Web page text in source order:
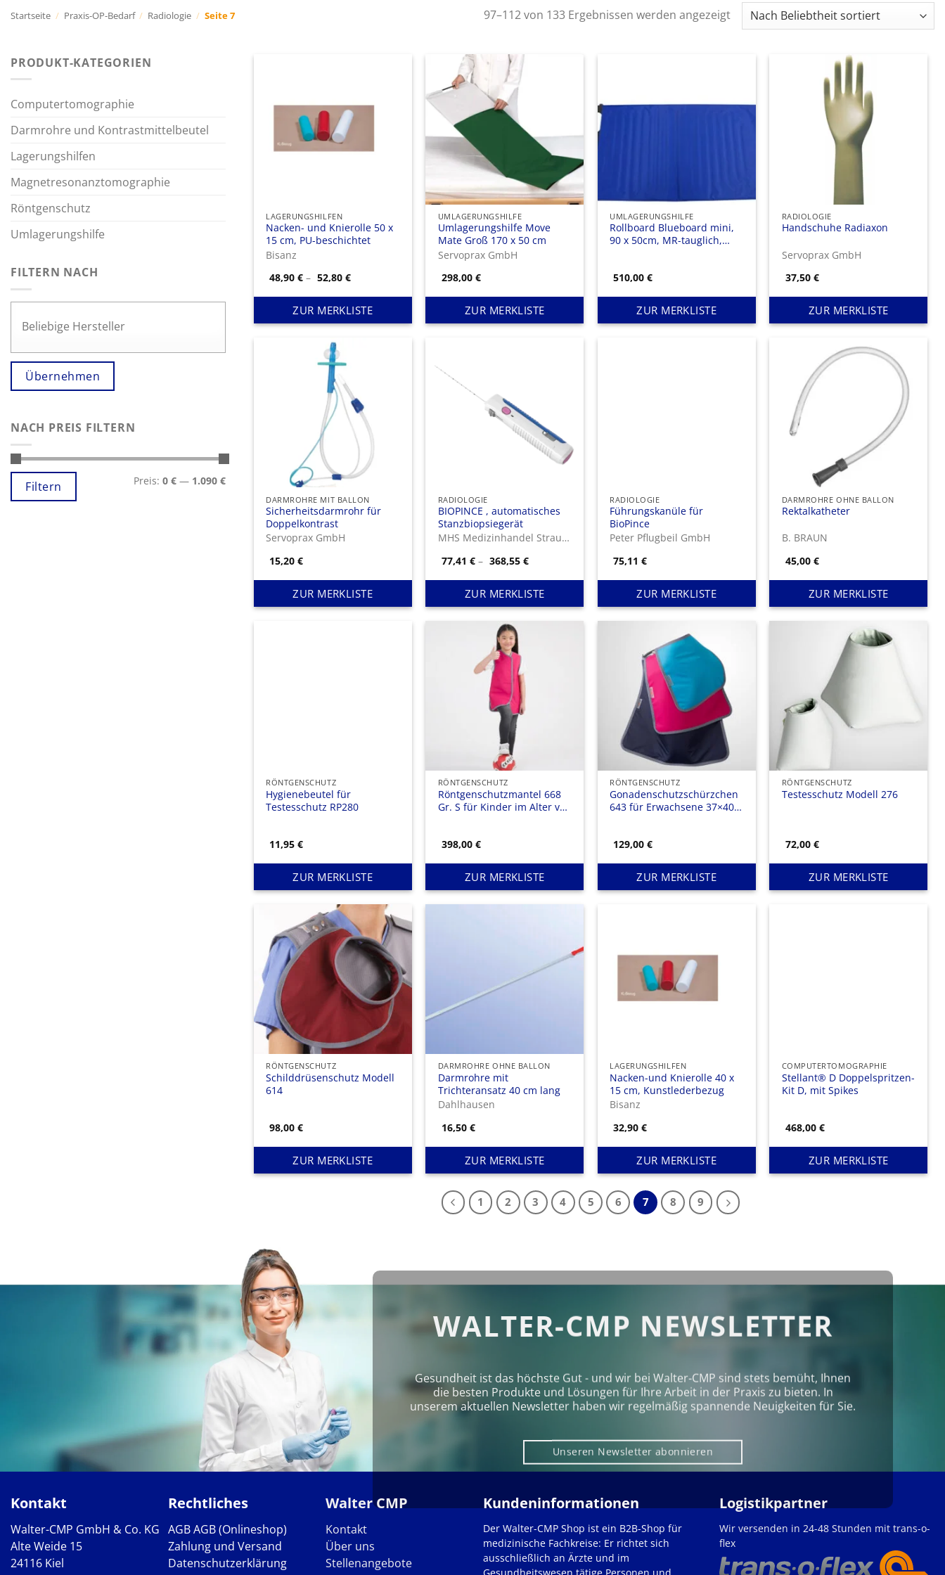
Startseite / Praxis-OP-Bedarf / Radiologie / Seite 7 97–112 von 133 Ergebnissen werden angezeigtNach
Beliebtheit
PRODUKT-KATEGORIEN
Computertomographie
Darmrohre und Kontrastmittelbeutel
Lagerungshilfen
Magnetresonanztomographie
Röntgenschutz
Umlagerungshilfe
FILTERN NACH
Übernehmen
NACH PREIS FILTERN
Min.
Preis
Max.
PreisFiltern Preis: 0 € — 1.090 €
LAGERUNGSHILFEN
Nacken- und Knierolle 50 x
15 cm, PU-beschichtet
Bisanz
48,90€ – 52,80€Preisspanne:
bis
52,80 €
ZUR MERKLISTE
UMLAGERUNGSHILFE
Umlagerungshilfe Move
Mate Groß 170 x 50 cm
Servoprax GmbH
298,00 €
ZUR MERKLISTE
UMLAGERUNGSHILFE
Rollboard Blueboard mini,
90 x 50cm, MR-tauglich,
510,00€
ZUR MERKLISTE
RADIOLOGIE
Handschuhe Radiaxon
Servoprax GmbH
37,50 €
ZUR MERKLISTE
DARMROHRE MIT BALLON
Sicherheitsdarmrohr für
Doppelkontrast
Servoprax GmbH
15,20€
ZUR MERKLISTE
RADIOLOGIE
BIOPINCE , automatisches
Stanzbiopsiegerät
MHS Medizinhandel Strausberg OHG
77,41 € – 368,55 €Preisspanne:
bis
368,55 €
ZUR MERKLISTE
RADIOLOGIE
Führungskanüle für
BioPince
Peter Pflugbeil GmbH
75,11€
ZUR MERKLISTE
DARMROHRE OHNE BALLON
Rektalkatheter
B. BRAUN
45,00 €
ZUR MERKLISTE
RÖNTGENSCHUTZ
Hygienebeutel für
Testesschutz RP280
11,95€
ZUR MERKLISTE
RÖNTGENSCHUTZ
Röntgenschutzmantel 668
Gr. S für Kinder im Alter von
398,00 €
ZUR MERKLISTE
RÖNTGENSCHUTZ
Gonadenschutzschürzchen
643 für Erwachsene 37×40
129,00€
ZUR MERKLISTE
RÖNTGENSCHUTZ
Testesschutz Modell 276
72,00 €
ZUR MERKLISTE
RÖNTGENSCHUTZ
Schilddrüsenschutz Modell
614
98,00€
ZUR MERKLISTE
DARMROHRE OHNE BALLON
Darmrohre mit
Trichteransatz 40 cm lang
Dahlhausen
16,50 €
ZUR MERKLISTE
LAGERUNGSHILFEN
Nacken-und Knierolle 40 x
15 cm, Kunstlederbezug
Bisanz
32,90€
ZUR MERKLISTE
COMPUTERTOMOGRAPHIE
Stellant® D Doppelspritzen-
Kit D, mit Spikes
468,00 €
ZUR MERKLISTE
1 2 3 4 5 6 7 8 9
WALTER-CMP NEWSLETTER
Gesundheit ist das höchste Gut - und wir bei Walter‑CMP sind stets bemüht, Ihnen
die besten Produkte und Lösungen für Ihre Arbeit in der Praxis zu bieten. In
unserem aktuellen Newsletter haben wir regelmäßig spannende Neuigkeiten für Sie.
Unseren Newsletter abonnieren
Kontakt
Walter-CMP GmbH & Co. KG
Alte Weide 15
24116 Kiel
Rechtliches
AGBAGB (Onlineshop)
Zahlung und Versand
Datenschutzerklärung
Walter CMP
Kontakt
Über uns
Stellenangebote
Kundeninformationen
Der Walter-CMP Shop ist ein B2B-Shop für
medizinische Fachkreise: Er richtet sich
ausschließlich an Ärzte und im
Logistikpartner
Wir versenden in 24-48 Stunden mit trans-o-
flex